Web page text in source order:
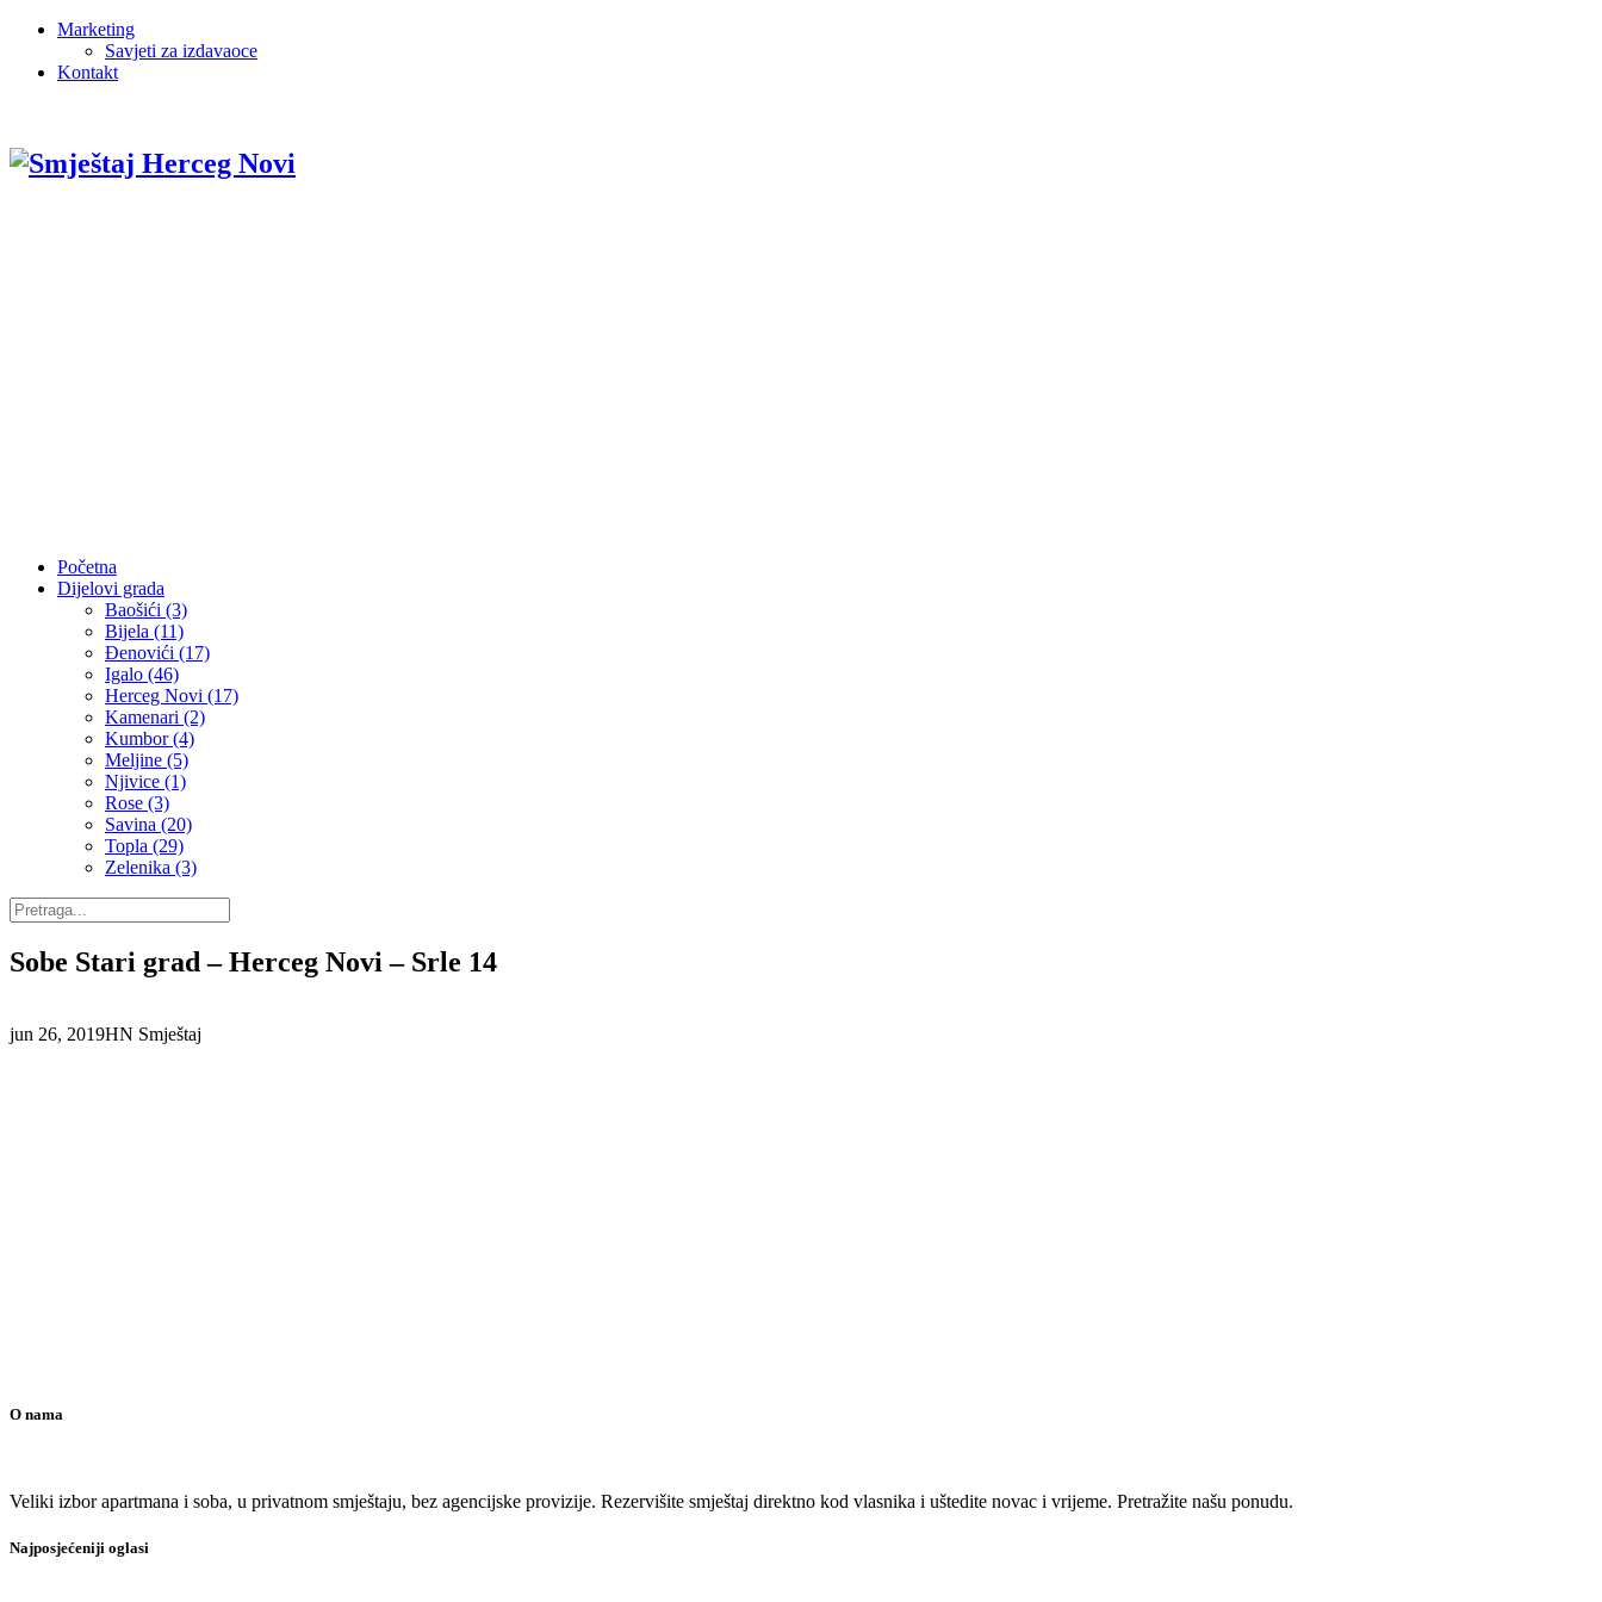
Marketing
Savjeti za izdavaoce
Kontakt
Početna
Dijelovi grada
Baošići (3)
Bijela (11)
Đenovići (17)
Igalo (46)
Herceg Novi (17)
Kamenari (2)
Kumbor (4)
Meljine (5)
Njivice (1)
Rose (3)
Savina (20)
Topla (29)
Zelenika (3)
Sobe Stari grad – Herceg Novi – Srle 14
jun 26, 2019HN Smještaj
O nama
Veliki izbor apartmana i soba, u privatnom smještaju, bez agencijske provizije. Rezervišite smještaj direktno kod vlasnika i uštedite novac i vrijeme. Pretražite našu ponudu.
Najposjećeniji oglasi